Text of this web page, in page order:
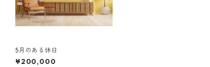
5月のある休日
¥200,000